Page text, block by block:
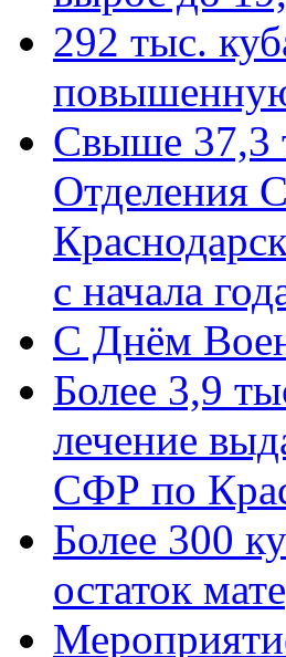
292 тыс.
Свыше 37,3
Отделения
с начала
C Днём
Более 3,9
лечение
СФР по
Более 300
остаток